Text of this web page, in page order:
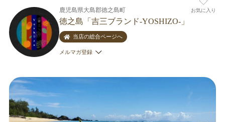
鹿児島県大島郡徳之島町
徳之島「吉三ブランド-YOSHIZO-」
当店の総合ページへ
メルマガ登録
お気に入り